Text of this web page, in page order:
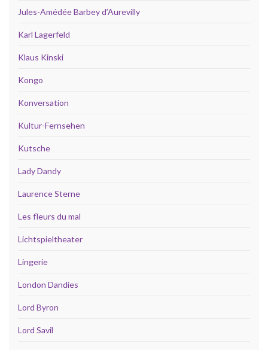
Jules-Amédée Barbey d’Aurevilly
Karl Lagerfeld
Klaus Kinski
Kongo
Konversation
Kultur-Fernsehen
Kutsche
Lady Dandy
Laurence Sterne
Les fleurs du mal
Lichtspieltheater
Lingerie
London Dandies
Lord Byron
Lord Savil